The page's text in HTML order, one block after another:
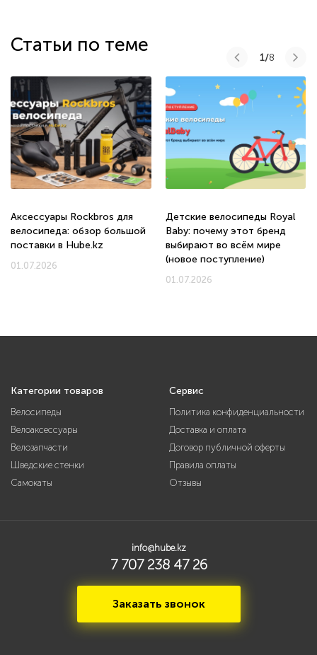
Статьи по теме
Аксессуары Rockbros для
велосипеда: обзор большой
поставки в Hube.kz
01.07.2026
Детские велосипеды Royal
Baby: почему этот бренд
выбирают во всём мире
(новое поступление)
01.07.2026
1/8
Категории товаров
Велосипеды
Велоаксессуары
Велозапчасти
Шведские стенки
Самокаты
Сервис
Политика конфиденциальности
Доставка и оплата
Договор публичной оферты
Правила оплаты
Отзывы
info@hube.kz
7 707 238 47 26
Заказать звонок